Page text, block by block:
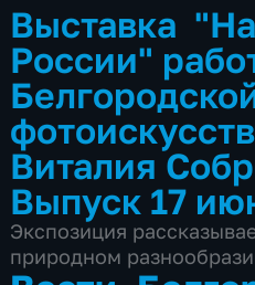
Выставка
России"
Виталия
Выпуск 17
Экспозиция
природном